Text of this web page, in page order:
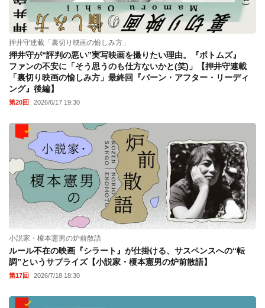
押井守連載「裏切り映画の愉しみ方」
押井守が“評判の悪い”実写映画を撮りたい理由。『ボトムズ』
ファンの不安に「そう思うのも仕方ないかと(笑)」【押井守連載
「裏切り映画の愉しみ方」最終回『バーン・アフター・リーディ
ング』後編】
第20回 2026/6/17 19:30
小説家・榎本憲男の炉前散語
ルール不在の映画『シラート』が仕掛ける、サスペンスへの“転
調”というサプライズ【小説家・榎本憲男の炉前散語】
第17回 2026/7/18 18:30